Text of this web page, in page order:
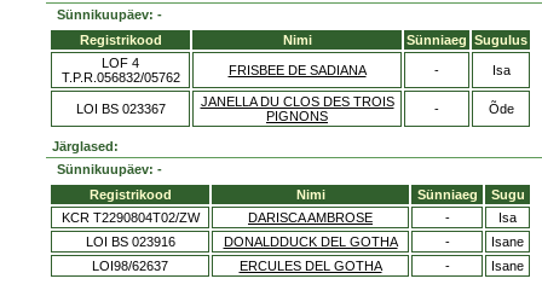
Sünnikuupäev: -
Registrikood
Nimi Sünniaeg Sugulus
LOF 4
T.P.R.056832/05762
FRISBEE DE SADIANA - Isa
LOI BS 023367
JANELLA DU CLOS DES TROIS
PIGNONS
- Õde
Järglased:
Sünnikuupäev: -
Registrikood
Nimi Sünniaeg
Sugu
KCR T2290804T02/ZW
DARISCA AMBROSE -
Isa
LOI BS 023916
DONALDDUCK DEL GOTHA -
Isane
LOI98/62637
ERCULES DEL GOTHA - Isane